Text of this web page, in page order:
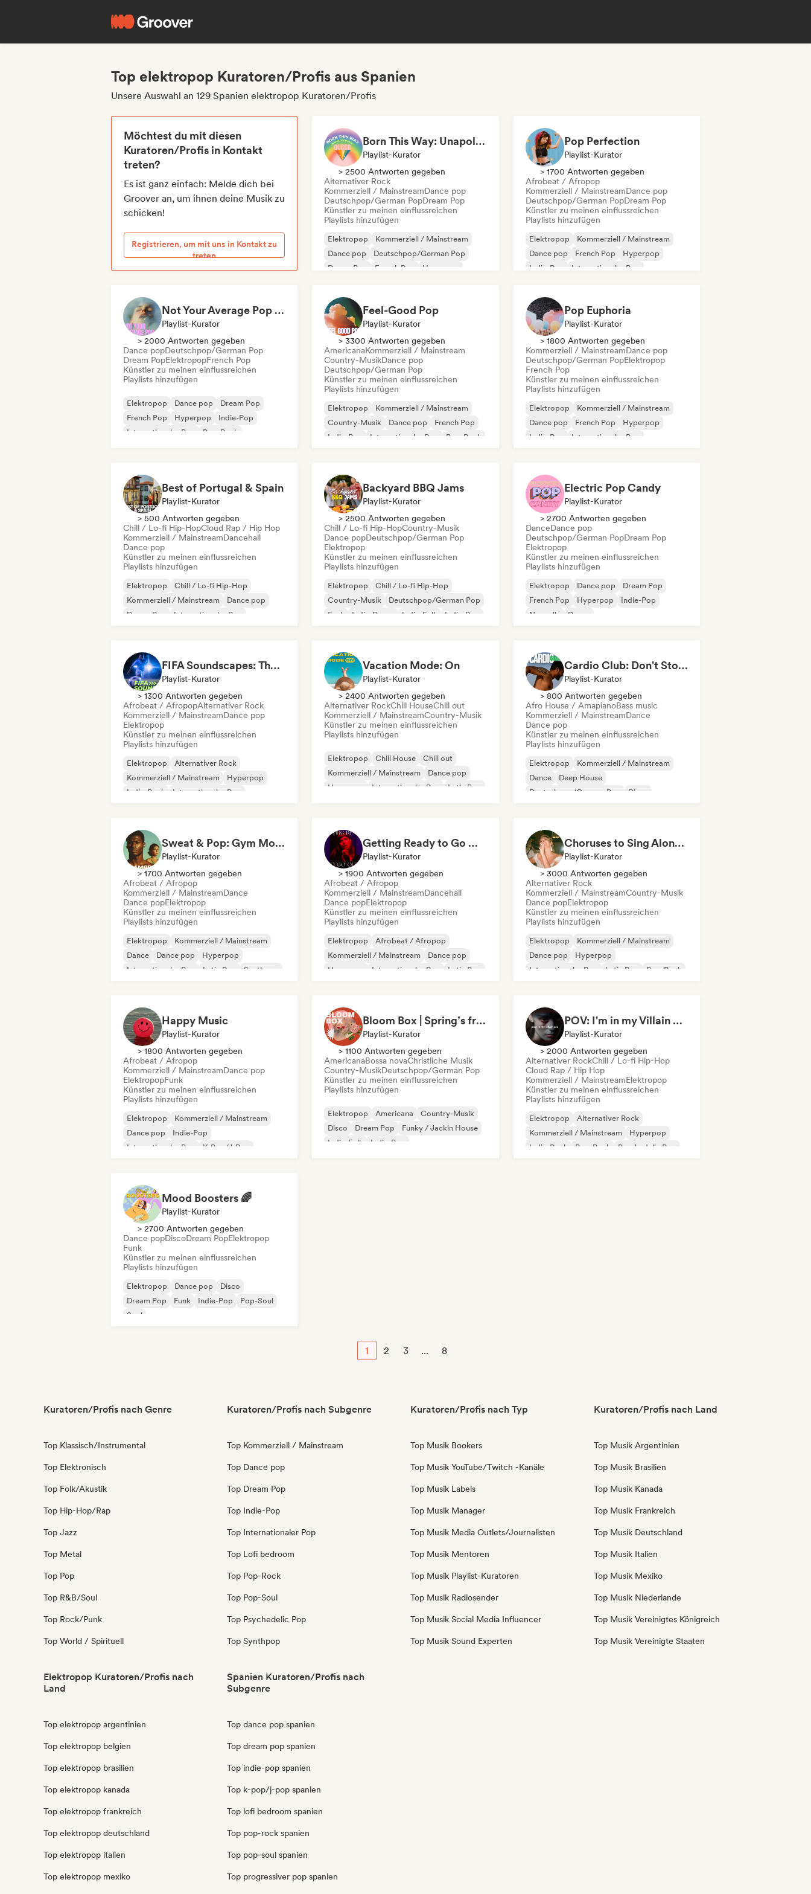
Top elektropop Kuratoren/Profis aus Spanien
Unsere Auswahl an 129 Spanien elektropop Kuratoren/Profis
Möchtest du mit diesen
Kuratoren/Profis in Kontakt
treten?
Es ist ganz einfach: Melde dich bei
Groover an, um ihnen deine Musik zu
schicken!
Registrieren, um mit uns in Kontakt zu
treten
Born This Way: Unapologetically Queer
Playlist-Kurator
> 2500 Antworten gegeben
Alternativer Rock
Kommerziell / MainstreamDance pop
Deutschpop/German PopDream Pop
Künstler zu meinen einflussreichen
Playlists hinzufügen
Elektropop
Kommerziell / Mainstream
Dance pop
Deutschpop/German Pop
Dream Pop
French Pop
Hyperpop
Pop Perfection
Playlist-Kurator
> 1700 Antworten gegeben
Afrobeat / Afropop
Kommerziell / MainstreamDance pop
Deutschpop/German PopDream Pop
Künstler zu meinen einflussreichen
Playlists hinzufügen
Elektropop
Kommerziell / Mainstream
Dance pop
French Pop
Hyperpop
Indie-Pop
Internationaler Pop
Not Your Average Pop 🛸 Art Pop, Alt-Pop & Indie Pop
Playlist-Kurator
> 2000 Antworten gegeben
Dance popDeutschpop/German Pop
Dream PopElektropopFrench Pop
Künstler zu meinen einflussreichen
Playlists hinzufügen
Elektropop Dance pop
Dream Pop
French Pop
Hyperpop
Indie-Pop
Internationaler Pop
Pop-Rock
Feel-Good Pop
Playlist-Kurator
> 3300 Antworten gegeben
AmericanaKommerziell / Mainstream
Country-MusikDance pop
Deutschpop/German Pop
Künstler zu meinen einflussreichen
Playlists hinzufügen
Elektropop
Kommerziell / Mainstream
Country-Musik
Dance pop
French Pop
Indie-Pop
Internationaler Pop Pop-Rock
Pop Euphoria
Playlist-Kurator
> 1800 Antworten gegeben
Kommerziell / MainstreamDance pop
Deutschpop/German PopElektropop
French Pop
Künstler zu meinen einflussreichen
Playlists hinzufügen
Elektropop
Kommerziell / Mainstream
Dance pop
French Pop
Hyperpop
Indie-Pop
Internationaler Pop
Best of Portugal & Spain
Playlist-Kurator
> 500 Antworten gegeben
Chill / Lo-fi Hip-HopCloud Rap / Hip Hop
Kommerziell / MainstreamDancehall
Dance pop
Künstler zu meinen einflussreichen
Playlists hinzufügen
Elektropop
Chill / Lo-fi Hip-Hop
Kommerziell / Mainstream
Dance pop
Dream Pop
Internationaler Pop
Backyard BBQ Jams
Playlist-Kurator
> 2500 Antworten gegeben
Chill / Lo-fi Hip-HopCountry-Musik
Dance popDeutschpop/German Pop
Elektropop
Künstler zu meinen einflussreichen
Playlists hinzufügen
Elektropop
Chill / Lo-fi Hip-Hop
Country-Musik
Deutschpop/German Pop
Funk
Indie-Dance Indie-Folk Indie-Pop
Electric Pop Candy
Playlist-Kurator
> 2700 Antworten gegeben
DanceDance pop
Deutschpop/German PopDream Pop
Elektropop
Künstler zu meinen einflussreichen
Playlists hinzufügen
Elektropop Dance pop
Dream Pop
French Pop
Hyperpop
Indie-Pop
Nouvelle
Dance
FIFA Soundscapes: The Ultimate Soundtrack ⚽️ Festival Indie, Electropop & Dance Anthems
Playlist-Kurator
> 1300 Antworten gegeben
Afrobeat / AfropopAlternativer Rock
Kommerziell / MainstreamDance pop
Elektropop
Künstler zu meinen einflussreichen
Playlists hinzufügen
Elektropop
Alternativer Rock
Kommerziell / Mainstream
Hyperpop
Indie-Rock
Internationaler Pop
Vacation Mode: On
Playlist-Kurator
> 2400 Antworten gegeben
Alternativer RockChill HouseChill out
Kommerziell / MainstreamCountry-Musik
Künstler zu meinen einflussreichen
Playlists hinzufügen
Elektropop Chill House
Chill out
Kommerziell / Mainstream
Dance pop
Hyperpop
Internationaler Pop Latin Pop
Cardio Club: Don't Stop! 💦
Playlist-Kurator
> 800 Antworten gegeben
Afro House / AmapianoBass music
Kommerziell / MainstreamDance
Dance pop
Künstler zu meinen einflussreichen
Playlists hinzufügen
Elektropop
Kommerziell / Mainstream
Dance
Deep House
Deutschpop/German Pop
Disco
Sweat & Pop: Gym Mode 💦
Playlist-Kurator
> 1700 Antworten gegeben
Afrobeat / Afropop
Kommerziell / MainstreamDance
Dance popElektropop
Künstler zu meinen einflussreichen
Playlists hinzufügen
Elektropop
Kommerziell / Mainstream
Dance
Dance pop
Hyperpop
Internationaler Pop
Latin Pop Synthpop
Getting Ready to Go Out 🍒💋
Playlist-Kurator
> 1900 Antworten gegeben
Afrobeat / Afropop
Kommerziell / MainstreamDancehall
Dance popElektropop
Künstler zu meinen einflussreichen
Playlists hinzufügen
Elektropop
Afrobeat / Afropop
Kommerziell / Mainstream
Dance pop
Hyperpop
Internationaler Pop
Latin Pop
Choruses to Sing Along To
Playlist-Kurator
> 3000 Antworten gegeben
Alternativer Rock
Kommerziell / MainstreamCountry-Musik
Dance popElektropop
Künstler zu meinen einflussreichen
Playlists hinzufügen
Elektropop
Kommerziell / Mainstream
Dance pop
Hyperpop
Internationaler Pop
Latin Pop
Pop-Rock
Happy Music
Playlist-Kurator
> 1800 Antworten gegeben
Afrobeat / Afropop
Kommerziell / MainstreamDance pop
ElektropopFunk
Künstler zu meinen einflussreichen
Playlists hinzufügen
Elektropop
Kommerziell / Mainstream
Dance pop
Indie-Pop
Internationaler Pop
K-Pop/J-Pop
Bloom Box | Spring’s freshest tracks
Playlist-Kurator
> 1100 Antworten gegeben
AmericanaBossa novaChristliche Musik
Country-MusikDeutschpop/German Pop
Künstler zu meinen einflussreichen
Playlists hinzufügen
Elektropop Americana
Country-Musik
Disco
Dream Pop
Funky / Jackin House
Indie-Folk
Indie-Pop
POV: I'm in my Villain Era
Playlist-Kurator
> 2000 Antworten gegeben
Alternativer RockChill / Lo-fi Hip-Hop
Cloud Rap / Hip Hop
Kommerziell / MainstreamElektropop
Künstler zu meinen einflussreichen
Playlists hinzufügen
Elektropop
Alternativer Rock
Kommerziell / Mainstream
Hyperpop
Indie-Rock
Pop-Rock
Psychedelic Pop
Mood Boosters 🌈
Playlist-Kurator
> 2700 Antworten gegeben
Dance popDiscoDream PopElektropop
Funk
Künstler zu meinen einflussreichen
Playlists hinzufügen
Elektropop Dance pop
Disco
Dream Pop
Funk Indie-Pop
Pop-Soul
Soul
1 2 3 ... 8
Kuratoren/Profis nach Genre
Top Klassisch/Instrumental
Top Elektronisch
Top Folk/Akustik
Top Hip-Hop/Rap
Top Jazz
Top Metal
Top Pop
Top R&B/Soul
Top Rock/Punk
Top World / Spirituell
Kuratoren/Profis nach Subgenre
Top Kommerziell / Mainstream
Top Dance pop
Top Dream Pop
Top Indie-Pop
Top Internationaler Pop
Top Lofi bedroom
Top Pop-Rock
Top Pop-Soul
Top Psychedelic Pop
Top Synthpop
Kuratoren/Profis nach Typ
Top Musik Bookers
Top Musik YouTube/Twitch -Kanäle
Top Musik Labels
Top Musik Manager
Top Musik Media Outlets/Journalisten
Top Musik Mentoren
Top Musik Playlist-Kuratoren
Top Musik Radiosender
Top Musik Social Media Influencer
Top Musik Sound Experten
Kuratoren/Profis nach Land
Top Musik Argentinien
Top Musik Brasilien
Top Musik Kanada
Top Musik Frankreich
Top Musik Deutschland
Top Musik Italien
Top Musik Mexiko
Top Musik Niederlande
Top Musik Vereinigtes Königreich
Top Musik Vereinigte Staaten
Elektropop Kuratoren/Profis nach
Land
Top elektropop argentinien
Top elektropop belgien
Top elektropop brasilien
Top elektropop kanada
Top elektropop frankreich
Top elektropop deutschland
Top elektropop italien
Top elektropop mexiko
Spanien Kuratoren/Profis nach
Subgenre
Top dance pop spanien
Top dream pop spanien
Top indie-pop spanien
Top k-pop/j-pop spanien
Top lofi bedroom spanien
Top pop-rock spanien
Top pop-soul spanien
Top progressiver pop spanien